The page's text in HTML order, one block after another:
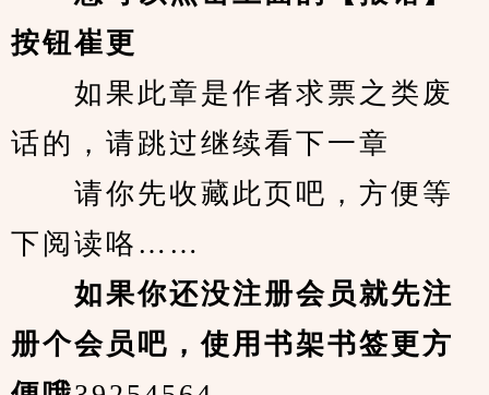
按钮崔更
如果此章是作者求票之类废
话的，请跳过继续看下一章
请你先收藏此页吧，方便等
下阅读咯……
如果你还没注册会员就先注
册个会员吧，使用书架书签更方